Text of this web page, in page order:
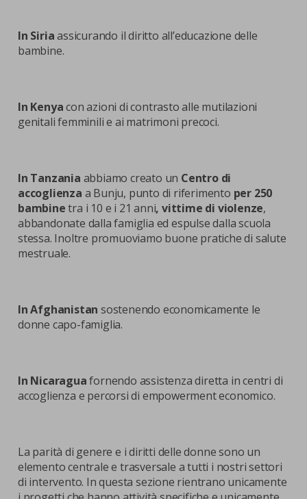
In Siriaassicurando il diritto all’educazione delle
bambine.
In Kenyacon azioni di contrasto alle mutilazioni
genitali femminili e ai matrimoni precoci.
In Tanzania abbiamo creato un Centro di
accoglienza a Bunju, punto di riferimento per 250
bambinetra i 10 e i 21 anni, vittime di violenze,
abbandonate dalla famiglia ed espulse dalla scuola
stessa. Inoltre promuoviamo buone pratiche di salute
mestruale.
In Afghanistan sostenendo economicamente le
donne capo-famiglia.
In Nicaraguafornendo assistenza diretta in centri di
accoglienza e percorsi di empowerment economico.
La parità di genere e i diritti delle donne sono un
elemento centrale e trasversale a tutti i nostri settori
di intervento. In questa sezione rientrano unicamente